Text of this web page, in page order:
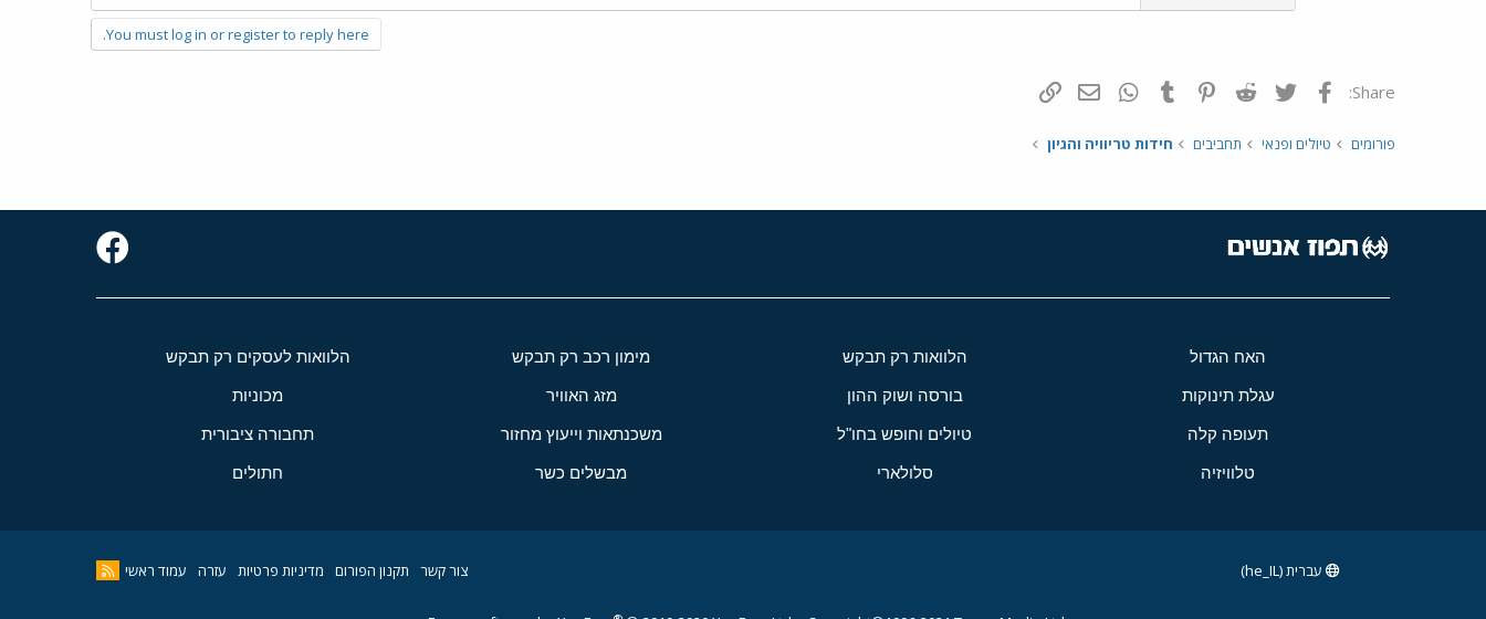
You must log in or register to reply here.
Share: פייסבוק Twitter
Reddit
Pinterest
Tumblr
WhatsAppדואר אלקטרוני
פורומים טיולים ופנאי תחביבים חידות טריוויה והגיון
האח הגדול הלוואות רק תבקש מימון רכב רק תבקש הלוואות לעסקים רק תבקש
עגלת תינוקות בורסה ושוק ההון מזג האוויר מכוניות
תעופה קלה טיולים וחופש בחו"ל משכנתאות וייעוץ מחזור תחבורה ציבורית
טלוויזיה סלולארי מבשלים כשר חתולים
צור קשר תקנון הפורום מדיניות פרטיות עזרה עמוד ראשי עברית (he_IL)